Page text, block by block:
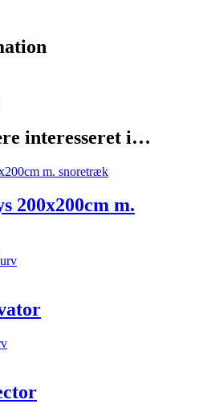
interesseret i…
200x200cm m.